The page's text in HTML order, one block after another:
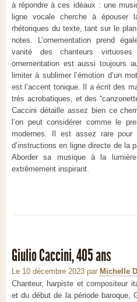
à répondre à ces idéaux : une
ligne vocale cherche à épouser
rhétoriques du texte, tant sur le
notes. L’ornementation prend
vanité des chanteurs
ornementation est aussi toujours
limiter à sublimer l’émotion d’un
est l’accent tonique. Il a écrit des
très acrobatiques, et des
Caccini détaille assez bien ce
l’on peut considérer comme le
modernes. Il est assez rare pour
d’instructions en ligne directe de la
Aborder sa musique à la
extrêmement inspirant.
Giulio Caccini, 405 ans
Le 10 décembre 2023 par Michelle
Chanteur, harpiste et compositeur
et du début de la période baroque,